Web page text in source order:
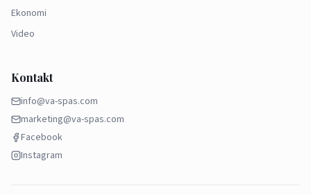
Ekonomi
Video
Kontakt
info@va-spas.com
marketing@va-spas.com
Facebook
Instagram